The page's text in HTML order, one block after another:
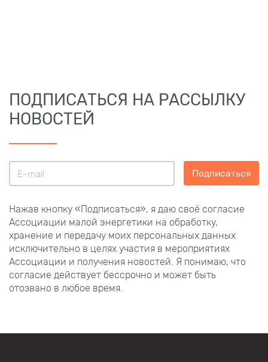
ПОДПИСАТЬСЯ НА РАССЫЛКУ
НОВОСТЕЙ
Подписаться
Нажав кнопку «Подписаться», я даю своё согласие
Ассоциации малой энергетики на обработку,
хранение и передачу моих персональных данных
исключительно в целях участия в мероприятиях
Ассоциации и получения новостей. Я понимаю, что
согласие действует бессрочно и может быть
отозвано в любое время.